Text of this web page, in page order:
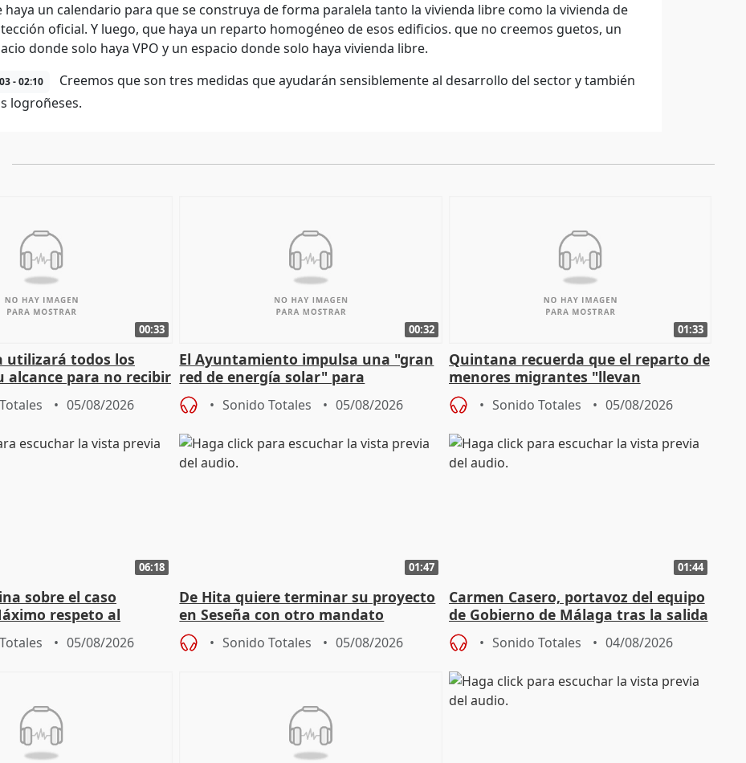
haya un calendario para que se construya de forma paralela tanto la vivienda libre como la vivienda de
oficial. Y luego, que haya un reparto homogéneo de esos edificios. que no creemos guetos, un
donde solo haya VPO y un espacio donde solo haya vivienda libre.
- 02:10
Creemos que son tres medidas que ayudarán sensiblemente al desarrollo del sector y también
logroñeses.
00:33
utilizará todos los
alcance para no recibir
migrantes
05/08/2026
00:32
El Ayuntamiento impulsa una "gran
red de energía solar" para
autoconsumo
Sonido Totales 05/08/2026
01:33
Quintana recuerda que el reparto de
menores migrantes "llevan
aportación del Gobierno" central
Sonido Totales 05/08/2026
06:18
sobre el caso
respeto al
05/08/2026
01:47
De Hita quiere terminar su proyecto
en Seseña con otro mandato
Sonido Totales 05/08/2026
01:44
Carmen Casero, portavoz del equipo
de Gobierno de Málaga tras la salida
de Pérez de Siles
Sonido Totales 04/08/2026